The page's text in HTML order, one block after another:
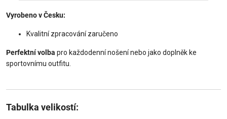
Vyrobeno v Česku:
Kvalitní zpracování zaručeno
Perfektní volba pro každodenní nošení nebo jako doplněk ke
sportovnímu outfitu.
Tabulka velikostí: